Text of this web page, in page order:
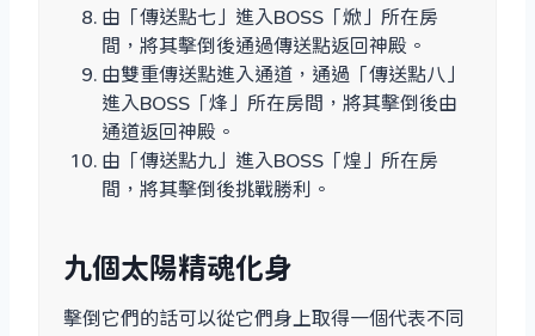
由「傳送點七」進入BOSS「焮」所在房
間，將其擊倒後通過傳送點返回神殿。
由雙重傳送點進入通道，通過「傳送點八」
進入BOSS「烽」所在房間，將其擊倒後由
通道返回神殿。
由「傳送點九」進入BOSS「煌」所在房
間，將其擊倒後挑戰勝利。
九個太陽精魂化身
擊倒它們的話可以從它們身上取得一個代表不同